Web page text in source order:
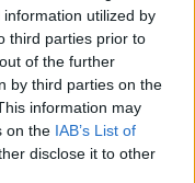
utilized by
third parties prior to
of the further
by third parties on the
information may
on the IAB’s List of
disclose it to other
στο
να κάνουν
του
από τη Μήλο που
μίλησε στον
τι είδε στην